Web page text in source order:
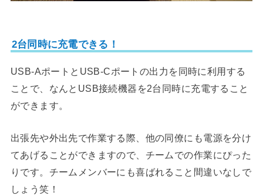
2台同時に充電できる！
USB-AポートとUSB-Cポートの出力を同時に利用する
ことで、なんとUSB接続機器を2台同時に充電すること
ができます。
出張先や外出先で作業する際、他の同僚にも電源を分け
てあげることができますので、チームでの作業にぴった
りです。チームメンバーにも喜ばれること間違いなしで
しょう笑！